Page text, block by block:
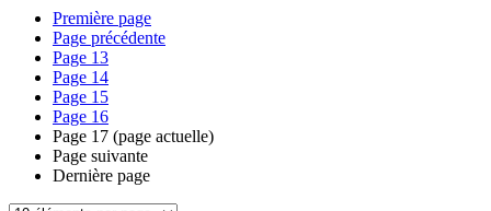
Première page
Page précédente
Page 13
Page 14
Page 15
Page 16
Page 17 (page actuelle)
Page suivante
Dernière page